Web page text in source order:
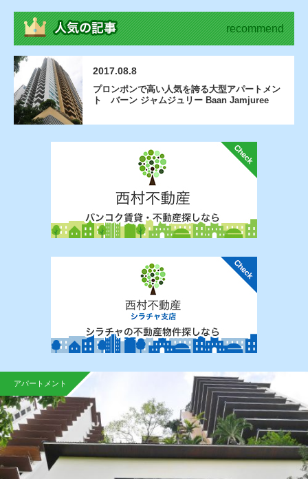
recommend
2017.08.8
プロンポンで高い人気を誇る大型アパートメン
ト バーン ジャムジュリー Baan Jamjuree
アパートメント